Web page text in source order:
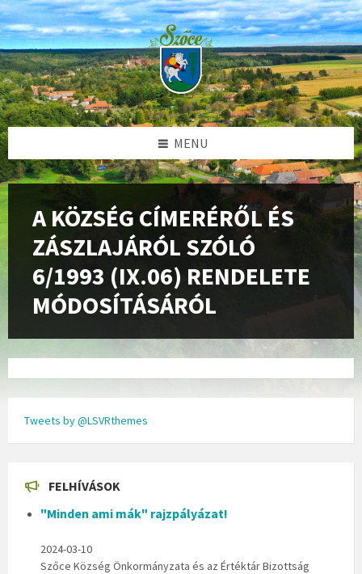
Skip
to
content
Skip
to
left
sidebar
Skip
to
right
sidebar
Skip
to
footer
MENU
A KÖZSÉG CÍMERÉRŐL ÉS
ZÁSZLAJÁRÓL SZÓLÓ
6/1993 (IX.06) RENDELETE
MÓDOSÍTÁSÁRÓL
Tweets by @LSVRthemes
FELHÍVÁSOK
"Minden ami mák" rajzpályázat!
2024-03-10
Szőce Község Önkormányzata és az Értéktár Bizottság